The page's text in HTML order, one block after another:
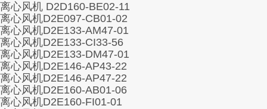
离心风机 D2D160-BE02-11
离心风机D2E097-CB01-02
离心风机D2E133-AM47-01
离心风机D2E133-CI33-56
离心风机D2E133-DM47-01
离心风机D2E146-AP43-22
离心风机D2E146-AP47-22
离心风机D2E160-AB01-06
离心风机D2E160-FI01-01